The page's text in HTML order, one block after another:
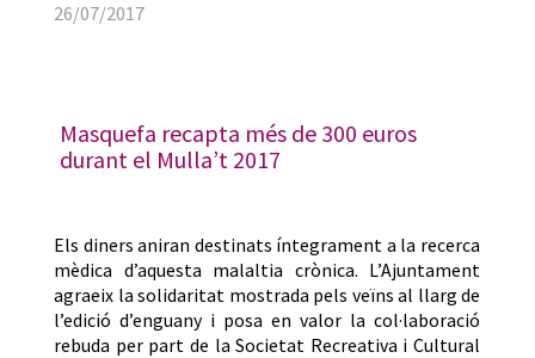
26/07/2017
Masquefa recapta més de 300 euros
durant el Mulla’t 2017
Els diners aniran destinats íntegrament a la recerca
mèdica d’aquesta malaltia crònica. L’Ajuntament
agraeix la solidaritat mostrada pels veïns al llarg de
l’edició d’enguany i posa en valor la col·laboració
rebuda per part de la Societat Recreativa i Cultural